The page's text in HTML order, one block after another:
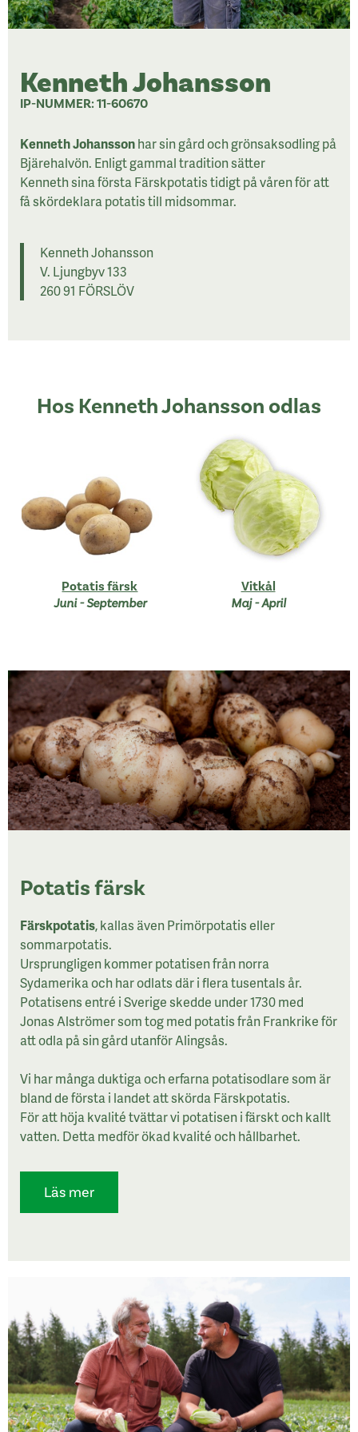
Kenneth Johansson
IP-NUMMER: 11-60670
Kenneth Johanssonhar sin gård och grönsaksodling på
Bjärehalvön. Enligt gammal tradition sätter
Kenneth sina första Färskpotatis tidigt på våren för att
få skördeklara potatis till midsommar.
Kenneth Johansson
V. Ljungbyv 133
260 91 FÖRSLÖV
Hos Kenneth Johansson odlas
Potatis färsk
Juni - September
Vitkål
Maj - April
Potatis färsk
Färskpotatis, kallas även Primörpotatis eller
sommarpotatis.
Ursprungligen kommer potatisen från norra
Sydamerika och har odlats där i flera tusentals år.
Potatisens entré i Sverige skedde under 1730 med
Jonas Alströmer som tog med potatis från Frankrike för
att odla på sin gård utanför Alingsås.
Vi har många duktiga och erfarna potatisodlare som är
bland de första i landet att skörda Färskpotatis.
För att höja kvalité tvättar vi potatisen i färskt och kallt
vatten. Detta medför ökad kvalité och hållbarhet.
Läs mer